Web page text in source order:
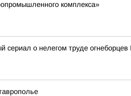
комплекса»
о нелегом труде